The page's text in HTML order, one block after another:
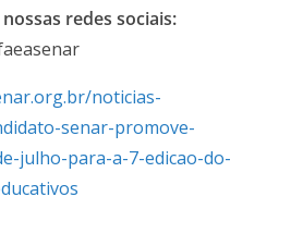
redes sociais:
noticias-
senar-promove-
julho-para-a-7-edicao-do-